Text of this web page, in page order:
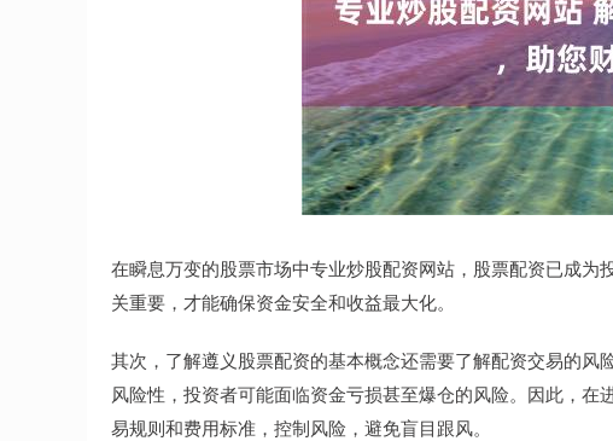
在瞬息万变的股票市场中专业炒股配资网站，股票配资已成
关重要，才能确保资金安全和收益最大化。
其次，了解遵义股票配资的基本概念还需要了解配资交易的
风险性，投资者可能面临资金亏损甚至爆仓的风险。因此，
易规则和费用标准，控制风险，避免盲目跟风。